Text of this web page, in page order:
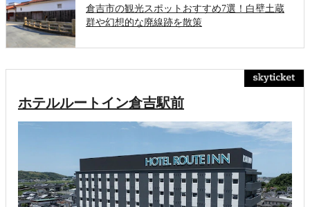
倉吉市の観光スポットおすすめ7選！白壁土蔵
群や幻想的な廃線跡を散策
ホテルルートイン倉吉駅前